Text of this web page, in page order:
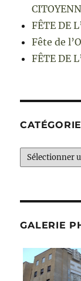
FÊTE DE
Fête de
FÊTE DE
Catégories
GALERIE